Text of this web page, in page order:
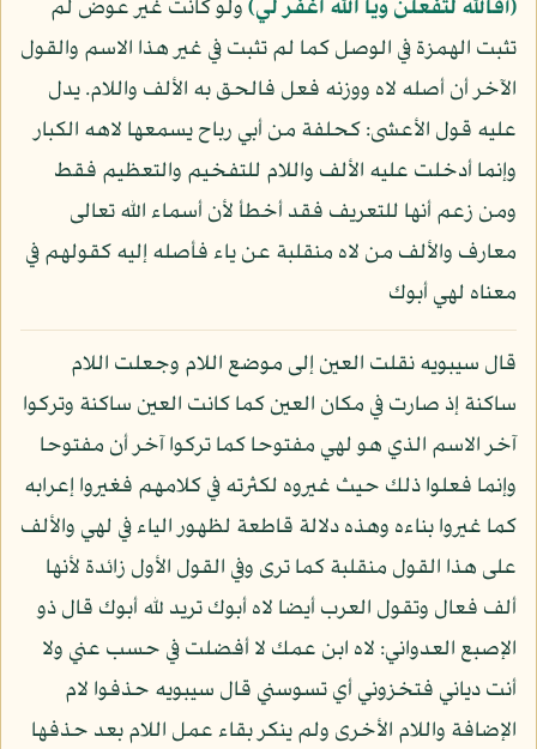
(أفالله لتفعلن ويا الله اغفر لي)ولو كانت غير عوض لم
تثبت الهمزة في الوصل كما لم تثبت في غير هذا الاسم والقول
الآخر أن أصله لاه ووزنه فعل فالحق به الألف واللام. يدل
عليه قول الأعشى: كحلفة من أبي رباح يسمعها لاهه الكبار
وإنما أدخلت عليه الألف واللام للتفخيم والتعظيم فقط
ومن زعم أنها للتعريف فقد أخطأ لأن أسماء الله تعالى
معارف والألف من لاه منقلبة عن ياء فأصله إليه كقولهم في
معناه لهي أبوك
قال سيبويه نقلت العين إلى موضع اللام وجعلت اللام
ساكنة إذ صارت في مكان العين كما كانت العين ساكنة وتركوا
آخر الاسم الذي هو لهي مفتوحا كما تركوا آخر أن مفتوحا
وإنما فعلوا ذلك حيث غيروه لكثرته في كلامهم فغيروا إعرابه
كما غيروا بناءه وهذه دلالة قاطعة لظهور الياء في لهي والألف
على هذا القول منقلبة كما ترى وفي القول الأول زائدة لأنها
ألف فعال وتقول العرب أيضا لاه أبوك تريد لله أبوك قال ذو
الإصبع العدواني: لاه ابن عمك لا أفضلت في حسب عني ولا
أنت دياني فتخزوني أي تسوسني قال سيبويه حذفوا لام
الإضافة واللام الأخرى ولم ينكر بقاء عمل اللام بعد حذفها